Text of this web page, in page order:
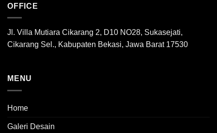
OFFICE
Jl. Villa Mutiara Cikarang 2, D10 NO28, Sukasejati,
Cikarang Sel., Kabupaten Bekasi, Jawa Barat 17530
MENU
Home
Galeri Desain